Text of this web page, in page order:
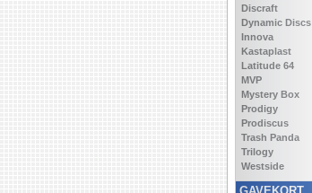
Discraft
Dynamic Discs
Innova
Kastaplast
Latitude 64
MVP
Mystery Box
Prodigy
Prodiscus
Trash Panda
Trilogy
Westside